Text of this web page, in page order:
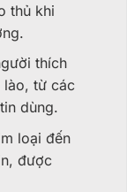
thủ khi
thích
lào, từ các
dùng.
loại đến
được